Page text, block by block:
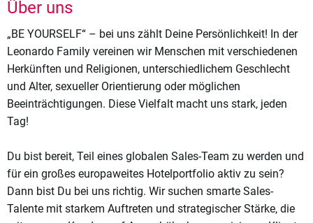
Über uns
„BE YOURSELF“ – bei uns zählt Deine Persönlichkeit! In der
Leonardo Family vereinen wir Menschen mit verschiedenen
Herkünften und Religionen, unterschiedlichem Geschlecht
und Alter, sexueller Orientierung oder möglichen
Beeinträchtigungen. Diese Vielfalt macht uns stark, jeden
Tag!
Du bist bereit, Teil eines globalen Sales-Team zu werden und
für ein großes europaweites Hotelportfolio aktiv zu sein?
Dann bist Du bei uns richtig. Wir suchen smarte Sales-
Talente mit starkem Auftreten und strategischer Stärke, die